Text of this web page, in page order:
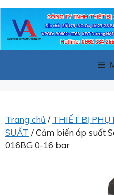
Chuyển
đến
Trang chủ / THIẾT BỊ PHỤ
SUẤT / Cảm biến áp suất
016BG 0-16 bar